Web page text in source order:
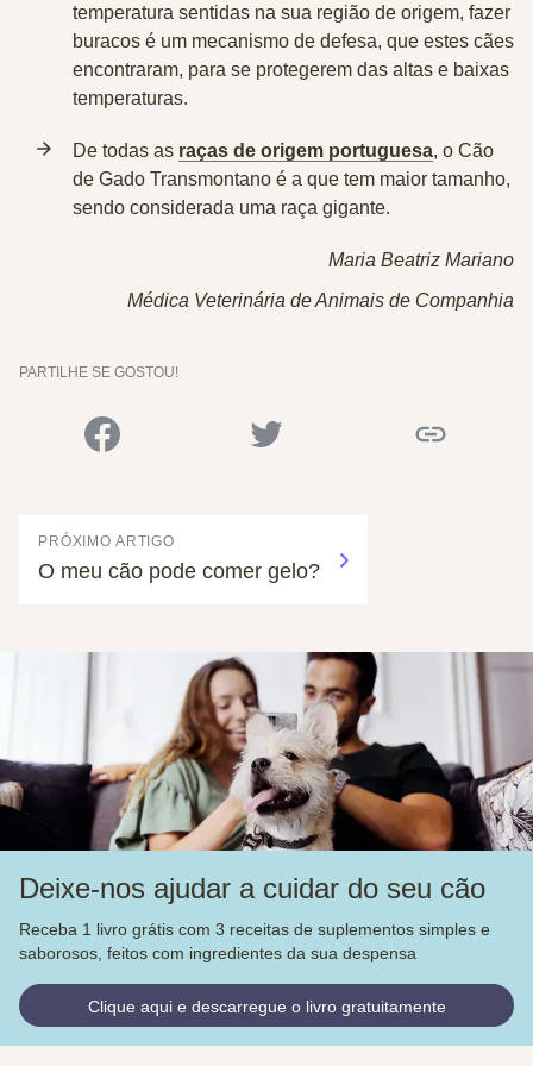
temperatura sentidas na sua região de origem, fazer
buracos é um mecanismo de defesa, que estes cães
encontraram, para se protegerem das altas e baixas
temperaturas.
De todas as raças de origem portuguesa, o Cão
de Gado Transmontano é a que tem maior tamanho,
sendo considerada uma raça gigante.
Maria Beatriz Mariano
Médica Veterinária de Animais de Companhia
PARTILHE SE GOSTOU!
PRÓXIMO ARTIGO
O meu cão pode comer gelo?
Deixe-nos ajudar a cuidar do seu cão
Receba 1 livro grátis com 3 receitas de suplementos simples e
saborosos, feitos com ingredientes da sua despensa
Clique aqui e descarregue o livro gratuitamente